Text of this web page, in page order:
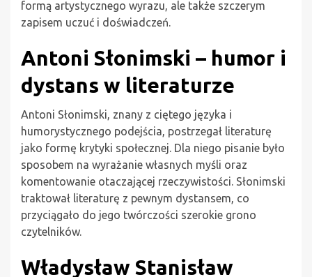
formą artystycznego wyrazu, ale także szczerym
zapisem uczuć i doświadczeń.
Antoni Słonimski – humor i
dystans w literaturze
Antoni Słonimski, znany z ciętego języka i
humorystycznego podejścia, postrzegał literaturę
jako formę krytyki społecznej. Dla niego pisanie było
sposobem na wyrażanie własnych myśli oraz
komentowanie otaczającej rzeczywistości. Słonimski
traktował literaturę z pewnym dystansem, co
przyciągało do jego twórczości szerokie grono
czytelników.
Władysław Stanisław